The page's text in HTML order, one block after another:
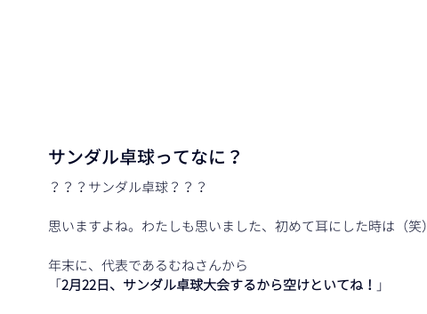
サンダル卓球ってなに？
？？？サンダル卓球？？？
思いますよね。わたしも思いました、初めて耳にした時は（笑）
年末に、代表であるむねさんから
「2月22日、サンダル卓球大会するから空けといてね！ 」